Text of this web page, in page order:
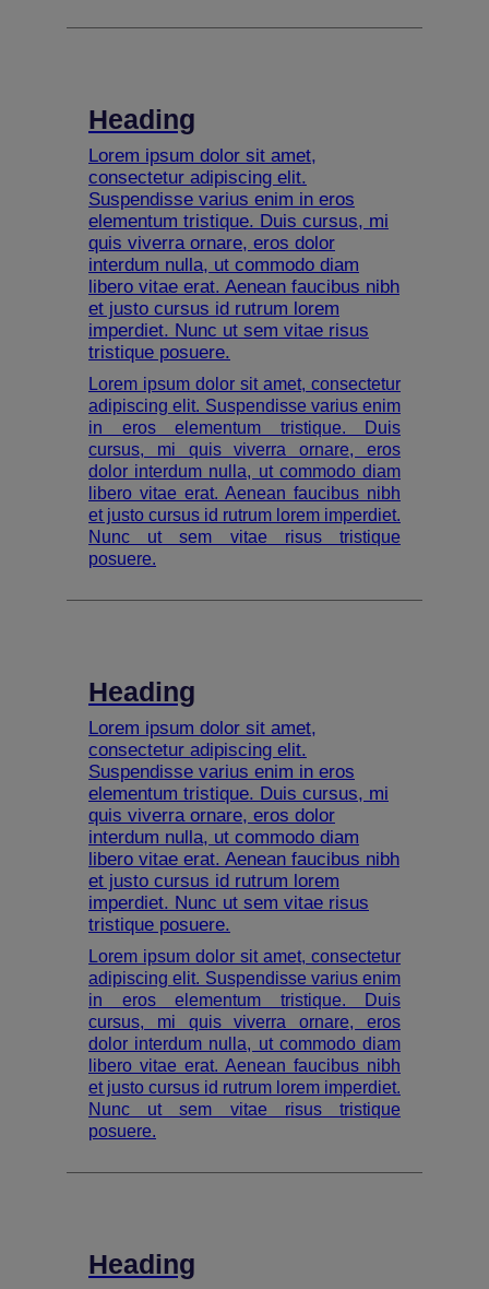
Heading
Lorem ipsum dolor sit amet,
consectetur adipiscing elit.
Suspendisse varius enim in eros
elementum tristique. Duis cursus, mi
quis viverra ornare, eros dolor
interdum nulla, ut commodo diam
libero vitae erat. Aenean faucibus nibh
et justo cursus id rutrum lorem
imperdiet. Nunc ut sem vitae risus
tristique posuere.
Lorem ipsum dolor sit amet, consectetur
adipiscing elit. Suspendisse varius enim
in eros elementum tristique. Duis
cursus, mi quis viverra ornare, eros
dolor interdum nulla, ut commodo diam
libero vitae erat. Aenean faucibus nibh
et justo cursus id rutrum lorem imperdiet.
Nunc ut sem vitae risus tristique
posuere.
Heading
Lorem ipsum dolor sit amet,
consectetur adipiscing elit.
Suspendisse varius enim in eros
elementum tristique. Duis cursus, mi
quis viverra ornare, eros dolor
interdum nulla, ut commodo diam
libero vitae erat. Aenean faucibus nibh
et justo cursus id rutrum lorem
imperdiet. Nunc ut sem vitae risus
tristique posuere.
Lorem ipsum dolor sit amet, consectetur
adipiscing elit. Suspendisse varius enim
in eros elementum tristique. Duis
cursus, mi quis viverra ornare, eros
dolor interdum nulla, ut commodo diam
libero vitae erat. Aenean faucibus nibh
et justo cursus id rutrum lorem imperdiet.
Nunc ut sem vitae risus tristique
posuere.
Heading